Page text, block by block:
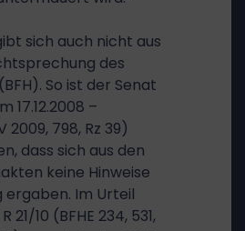
sich auch nicht aus
des
So ist der Senat
17.12.2008 –
2009, 798, Rz 39)
dass sich aus den
keine Hinweise
ergaben. Im Urteil
21/10 (BFHE 234, 531,